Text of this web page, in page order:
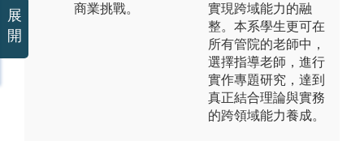
商業挑戰。
實現跨域能力的融
整。本系學生更可在
所有管院的老師中，
選擇指導老師，進行
實作專題研究，達到
真正結合理論與實務
的跨領域能力養成。
展
開